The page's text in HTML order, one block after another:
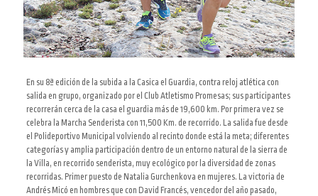
En su 8ª edición de la subida a la Casica el Guardia, contra reloj atlética con
salida en grupo, organizado por el Club Atletismo Promesas; sus participantes
recorrerán cerca de la casa el guardia más de 19,600 km. Por primera vez se
celebra la Marcha Senderista con 11,500 Km. de recorrido. La salida fue desde
el Polideportivo Municipal volviendo al recinto donde está la meta; diferentes
categorías y amplia participación dentro de un entorno natural de la sierra de
la Villa, en recorrido senderista, muy ecológico por la diversidad de zonas
recorridas. Primer puesto de Natalia Gurchenkova en mujeres. La victoria de
Andrés Micó en hombres que con David Francés, vencedor del año pasado,